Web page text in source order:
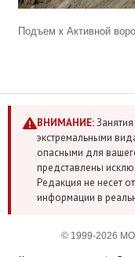
Подъем к Активной
ВНИМАНИЕ:
экстремальными
опасными для
представлены
Редакция не несет
информации в
© 1999-2026